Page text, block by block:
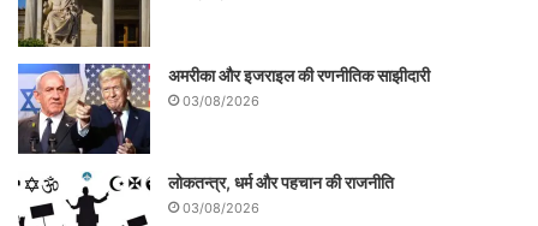
मदद पोर्टल, इ-माइग्रेट, भारतीय समुदाय कल्याण
कोष , प्रवासी श्रमिक संसाधन केन्द्र , प्रवासी
संसाधन केन्द्र, भारतीय कामगार संसाधन केन्द्र,
प्रवासी भारतीय बीमा योजना आदि सुविधाएँ प्रदान
की जा रही हैं।
अमरीका और इजराइल की रणनीतिक साझीदारी
03/08/2026
लोकतन्त्र, धर्म और पहचान की राजनीति
03/08/2026